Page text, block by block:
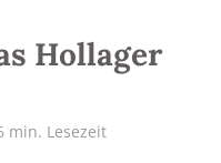
Hollager
min. Lesezeit